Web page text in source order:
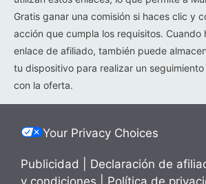
Gratis ganar una comisión si haces clic y
acción que cumpla los requisitos. Cuando
enlace de afiliado, también puede
tu dispositivo para realizar un
con la oferta.
Your Privacy Choices
Publicidad Declaración de